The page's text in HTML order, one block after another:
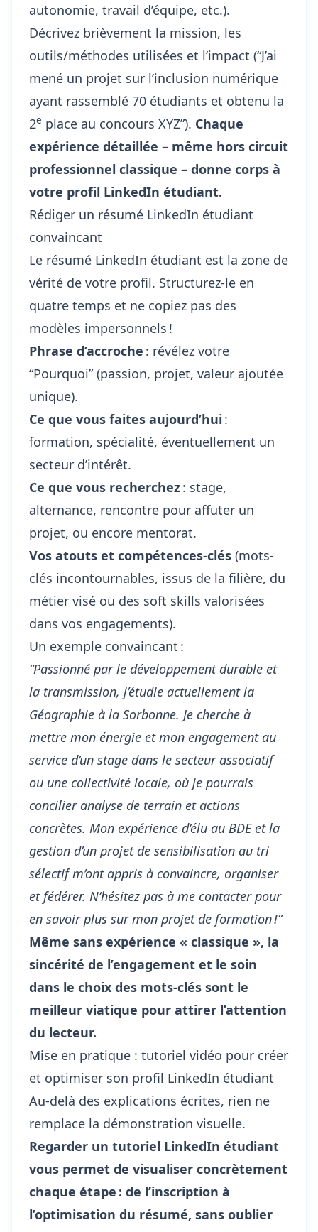
autonomie, travail d’équipe, etc.).
Décrivez brièvement la mission, les
outils/méthodes utilisées et l’impact (“J’ai
mené un projet sur l’inclusion numérique
ayant rassemblé 70 étudiants et obtenu la
2e place au concours XYZ”). Chaque
expérience détaillée – même hors circuit
professionnel classique – donne corps à
votre profil LinkedIn étudiant.
Rédiger un résumé LinkedIn étudiant
convaincant
Le résumé LinkedIn étudiant est la zone de
vérité de votre profil. Structurez-le en
quatre temps et ne copiez pas des
modèles impersonnels !
Phrase d’accroche : révélez votre
“Pourquoi” (passion, projet, valeur ajoutée
unique).
Ce que vous faites aujourd’hui :
formation, spécialité, éventuellement un
secteur d’intérêt.
Ce que vous recherchez: stage,
alternance, rencontre pour affuter un
projet, ou encore mentorat.
Vos atouts et compétences-clés (mots-
clés incontournables, issus de la filière, du
métier visé ou des soft skills valorisées
dans vos engagements).
Un exemple convaincant :
“Passionné par le développement durable et
la transmission, j’étudie actuellement la
Géographie à la Sorbonne. Je cherche à
mettre mon énergie et mon engagement au
service d’un stage dans le secteur associatif
ou une collectivité locale, où je pourrais
concilier analyse de terrain et actions
concrètes. Mon expérience d’élu au BDE et la
gestion d’un projet de sensibilisation au tri
sélectif m’ont appris à convaincre, organiser
et fédérer. N’hésitez pas à me contacter pour
en savoir plus surmon projet de formation!”
Même sans expérience « classique », la
sincérité de l’engagement et le soin
dans le choix des mots-clés sont le
meilleur viatique pour attirer l’attention
du lecteur.
Mise en pratique : tutoriel vidéo pour créer
et optimiser son profil LinkedIn étudiant
Au-delà des explications écrites, rien ne
remplace la démonstration visuelle.
Regarder un tutoriel LinkedIn étudiant
vous permet de visualiser concrètement
chaque étape : de l’inscription à
l’optimisation du résumé, sans oublier